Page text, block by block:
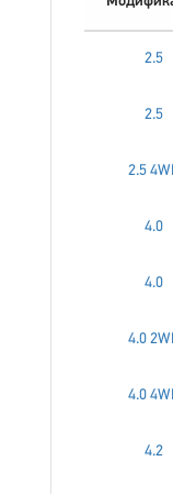
2.5
2.5
2.5
4.0
4.0
4.0
4.0
4.2